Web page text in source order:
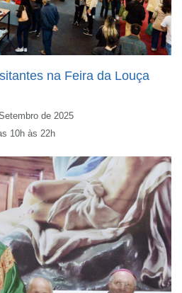
na Feira da Louça
de 2025
10h às 22h